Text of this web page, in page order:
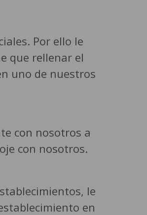
Por ello le
que rellenar el
uno de nuestros
con nosotros a
con nosotros.
le
en